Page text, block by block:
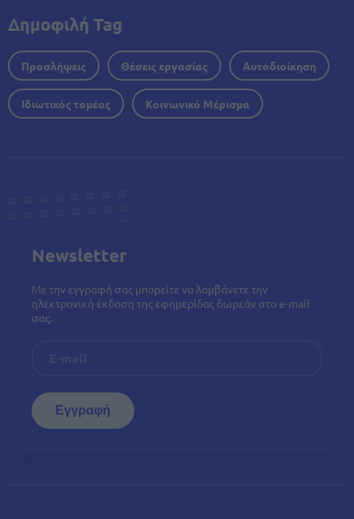
Δημοφιλή Tag
Προσλήψεις Θέσεις εργασίας Αυτοδιοίκηση
Ιδιωτικός τομέας Κοινωνικό Μέρισμα
Newsletter
Με την εγγραφή σας μπορείτε να λαμβάνετε την
ηλεκτρονική έκδοση της εφημερίδας δωρεάν στο e-mail
σας.